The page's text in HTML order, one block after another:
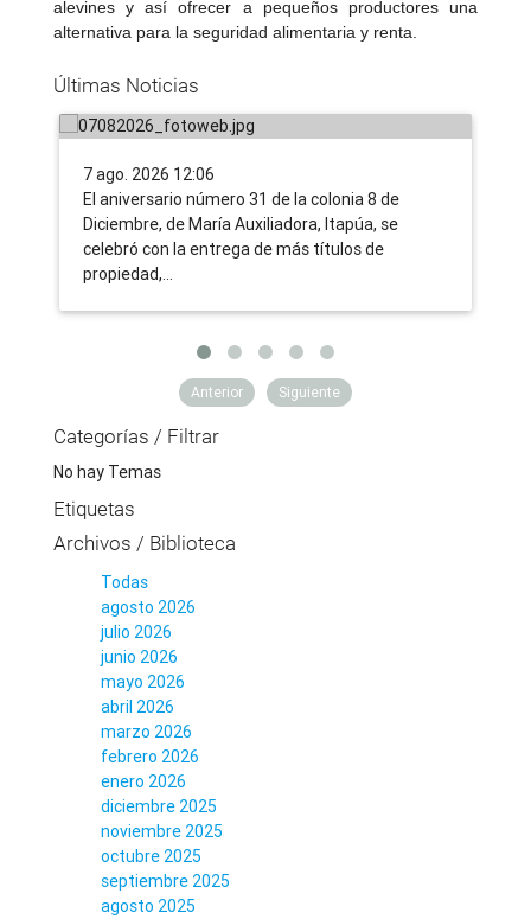
alevines y así ofrecer a pequeños productores una
alternativa para la seguridad alimentaria y renta.
Últimas Noticias
campesinas de Itapúa acceden a la
ruralidad impulsada por el Gobierno
7 ago. 2026 12:06
​El aniversario número 31 de la colonia 8 de
Diciembre, de María Auxiliadora, Itapúa, se
celebró con la entrega de más títulos de
propiedad,…
Anterior Siguiente
Categorías / Filtrar
No hay Temas
Etiquetas
Archivos / Biblioteca
Todas
agosto 2026
julio 2026
junio 2026
mayo 2026
abril 2026
marzo 2026
febrero 2026
enero 2026
diciembre 2025
noviembre 2025
octubre 2025
septiembre 2025
agosto 2025